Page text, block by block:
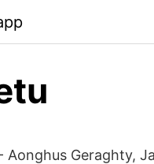
Geraghty,